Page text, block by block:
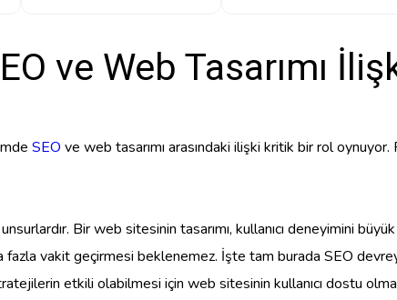
ve Web Tasarımı
SEO ve web tasarımı arasındaki ilişki kritik bir rol
Bir web sitesinin tasarımı, kullanıcı deneyimini
vakit geçirmesi beklenemez. İşte tam burada SEO
etkili olabilmesi için web sitesinin kullanıcı dostu